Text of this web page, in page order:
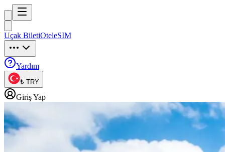
Tripuck
Uçak BiletiOteleSIM
Yardım
₺ TRY
Giriş Yap